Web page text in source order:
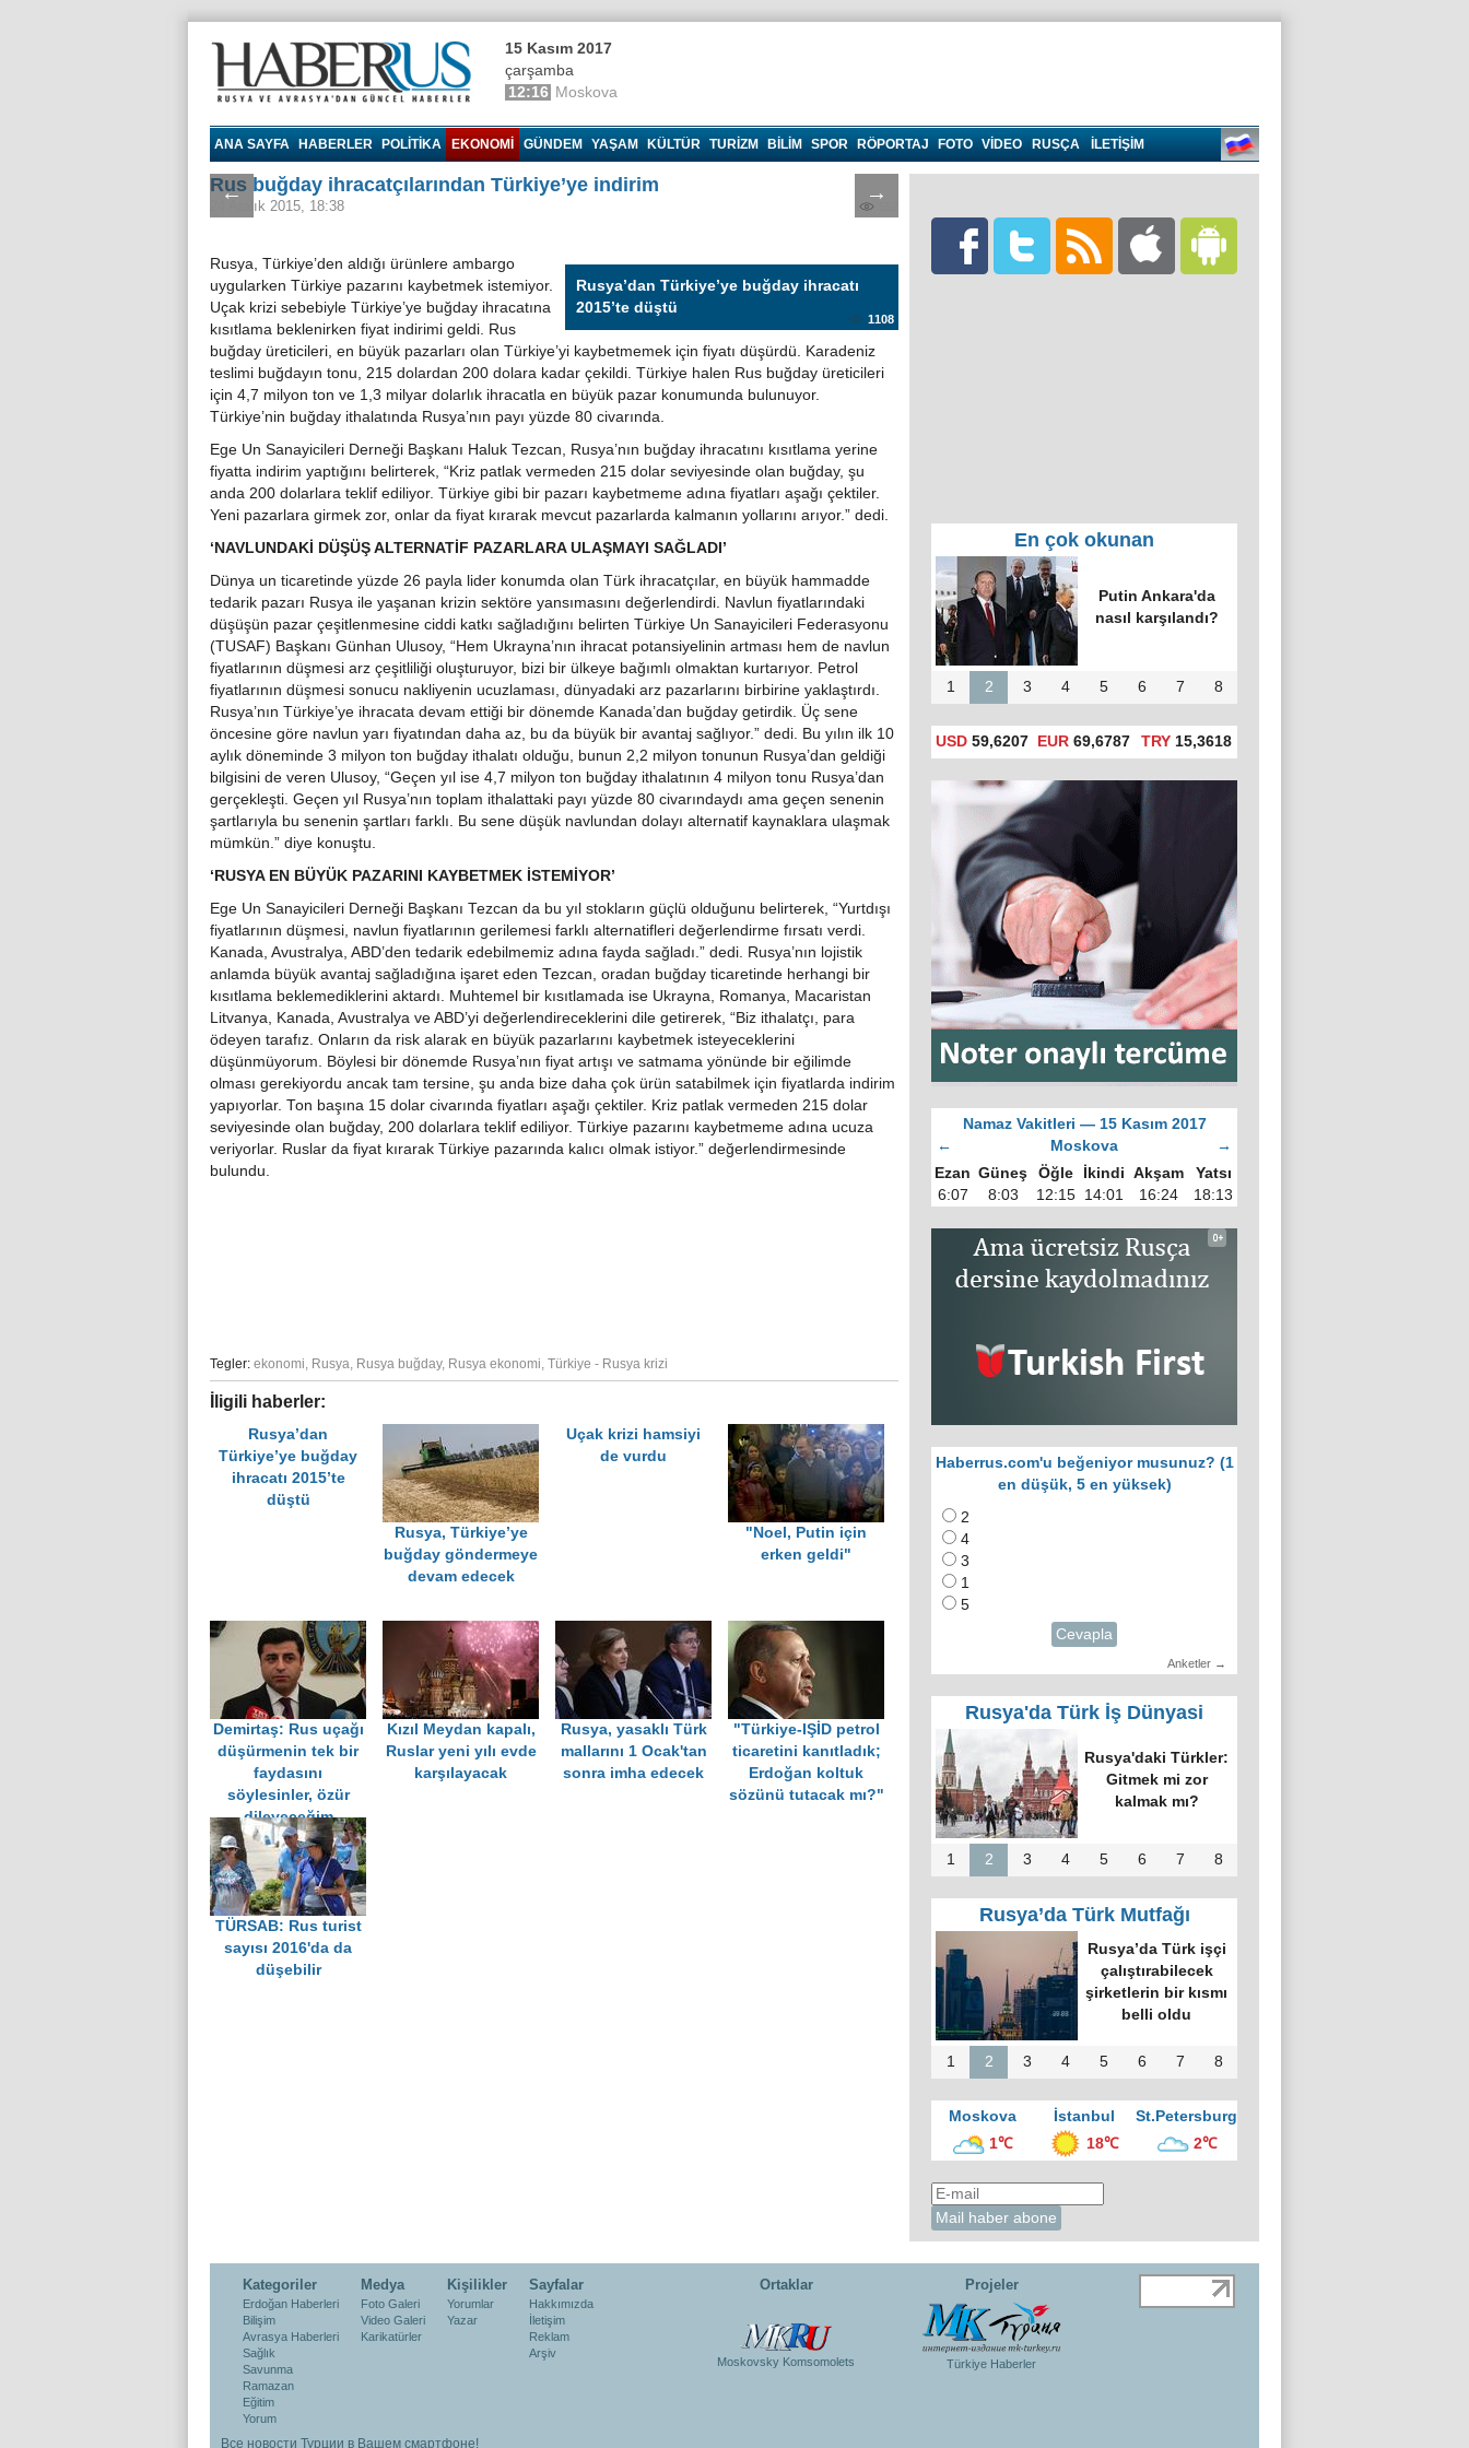
15 Kasım 2017
çarşamba
12:16 Moskova
ANA SAYFA HABERLER POLITIKA EKONOMI GÜNDEM YAŞAM KÜLTÜR TURIZM BILIM SPOR RÖPORTAJ FOTO VIDEO RUSÇA İLETİŞİM
← →
Rus buğday ihracatçılarından Türkiye’ye indirim
24 Aralık 2015, 18:38
Rusya’dan Türkiye’ye buğday ihracatı
2015’te düştü
1108
Rusya, Türkiye’den aldığı ürünlere ambargo
uygularken Türkiye pazarını kaybetmek istemiyor.
Uçak krizi sebebiyle Türkiye’ye buğday ihracatına
kısıtlama beklenirken fiyat indirimi geldi. Rus
buğday üreticileri, en büyük pazarları olan Türkiye’yi kaybetmemek için fiyatı düşürdü. Karadeniz
teslimi buğdayın tonu, 215 dolardan 200 dolara kadar çekildi. Türkiye halen Rus buğday üreticileri
için 4,7 milyon ton ve 1,3 milyar dolarlık ihracatla en büyük pazar konumunda bulunuyor.
Türkiye’nin buğday ithalatında Rusya’nın payı yüzde 80 civarında.
Ege Un Sanayicileri Derneği Başkanı Haluk Tezcan, Rusya’nın buğday ihracatını kısıtlama yerine
fiyatta indirim yaptığını belirterek, “Kriz patlak vermeden 215 dolar seviyesinde olan buğday, şu
anda 200 dolarlara teklif ediliyor. Türkiye gibi bir pazarı kaybetmeme adına fiyatları aşağı çektiler.
Yeni pazarlara girmek zor, onlar da fiyat kırarak mevcut pazarlarda kalmanın yollarını arıyor.” dedi.
‘NAVLUNDAKİ DÜŞÜŞ ALTERNATİF PAZARLARA ULAŞMAYI SAĞLADI’
Dünya un ticaretinde yüzde 26 payla lider konumda olan Türk ihracatçılar, en büyük hammadde
tedarik pazarı Rusya ile yaşanan krizin sektöre yansımasını değerlendirdi. Navlun fiyatlarındaki
düşüşün pazar çeşitlenmesine ciddi katkı sağladığını belirten Türkiye Un Sanayicileri Federasyonu
(TUSAF) Başkanı Günhan Ulusoy, “Hem Ukrayna’nın ihracat potansiyelinin artması hem de navlun
fiyatlarının düşmesi arz çeşitliliği oluşturuyor, bizi bir ülkeye bağımlı olmaktan kurtarıyor. Petrol
fiyatlarının düşmesi sonucu nakliyenin ucuzlaması, dünyadaki arz pazarlarını birbirine yaklaştırdı.
Rusya’nın Türkiye’ye ihracata devam ettiği bir dönemde Kanada’dan buğday getirdik. Üç sene
öncesine göre navlun yarı fiyatından daha az, bu da büyük bir avantaj sağlıyor.” dedi. Bu yılın ilk 10
aylık döneminde 3 milyon ton buğday ithalatı olduğu, bunun 2,2 milyon tonunun Rusya’dan geldiği
bilgisini de veren Ulusoy, “Geçen yıl ise 4,7 milyon ton buğday ithalatının 4 milyon tonu Rusya’dan
gerçekleşti. Geçen yıl Rusya’nın toplam ithalattaki payı yüzde 80 civarındaydı ama geçen senenin
şartlarıyla bu senenin şartları farklı. Bu sene düşük navlundan dolayı alternatif kaynaklara ulaşmak
mümkün.” diye konuştu.
‘RUSYA EN BÜYÜK PAZARINI KAYBETMEK İSTEMİYOR’
Ege Un Sanayicileri Derneği Başkanı Tezcan da bu yıl stokların güçlü olduğunu belirterek, “Yurtdışı
fiyatlarının düşmesi, navlun fiyatlarının gerilemesi farklı alternatifleri değerlendirme fırsatı verdi.
Kanada, Avustralya, ABD’den tedarik edebilmemiz adına fayda sağladı.” dedi. Rusya’nın lojistik
anlamda büyük avantaj sağladığına işaret eden Tezcan, oradan buğday ticaretinde herhangi bir
kısıtlama beklemediklerini aktardı. Muhtemel bir kısıtlamada ise Ukrayna, Romanya, Macaristan
Litvanya, Kanada, Avustralya ve ABD’yi değerlendireceklerini dile getirerek, “Biz ithalatçı, para
ödeyen tarafız. Onların da risk alarak en büyük pazarlarını kaybetmek isteyeceklerini
düşünmüyorum. Böylesi bir dönemde Rusya’nın fiyat artışı ve satmama yönünde bir eğilimde
olması gerekiyordu ancak tam tersine, şu anda bize daha çok ürün satabilmek için fiyatlarda indirim
yapıyorlar. Ton başına 15 dolar civarında fiyatları aşağı çektiler. Kriz patlak vermeden 215 dolar
seviyesinde olan buğday, 200 dolarlara teklif ediliyor. Türkiye pazarını kaybetmeme adına ucuza
veriyorlar. Ruslar da fiyat kırarak Türkiye pazarında kalıcı olmak istiyor.” değerlendirmesinde
bulundu.
Tegler: ekonomi, Rusya, Rusya buğday, Rusya ekonomi, Türkiye - Rusya krizi
İligili haberler:
Rusya’dan
Türkiye’ye buğday
ihracatı 2015’te
düştü
Rusya, Türkiye’ye
buğday göndermeye
devam edecek
Uçak krizi hamsiyi
de vurdu
"Noel, Putin için
erken geldi"
Demirtaş: Rus uçağı
düşürmenin tek bir
faydasını
söylesinler, özür
dileyeceğim
Kızıl Meydan kapalı,
Ruslar yeni yılı evde
karşılayacak
Rusya, yasaklı Türk
mallarını 1 Ocak'tan
sonra imha edecek
"Türkiye-IŞİD petrol
ticaretini kanıtladık;
Erdoğan koltuk
sözünü tutacak mı?"
TÜRSAB: Rus turist
sayısı 2016'da da
düşebilir
En çok okunan
Putin Ankara'da
nasıl karşılandı?
1 2 3 4 5 6 7 8
USD 59,6207 EUR 69,6787 TRY15,3618
Namaz Vakitleri — 15 Kasım 2017
←
Moskova
→
Ezan Güneş Öğle İkindi Akşam
Yatsı
6:07
8:03 12:15 14:01 16:24 18:13
Haberrus.com'u beğeniyor musunuz? (1
en düşük, 5 en yüksek)
2
4
3
1
5
Cevapla
Anketler →
Rusya'da Türk İş Dünyasi
Rusya'daki Türkler:
Gitmek mi zor
kalmak mı?
1 2 3 4 5 6 7 8
Rusya’da Türk Mutfağı
Rusya’da Türk işçi
çalıştırabilecek
şirketlerin bir kısmı
belli oldu
1 2 3 4 5 6 7 8
Moskova İstanbul
St.Petersburg
1℃
18℃ 2℃
Kategoriler
Erdoğan Haberleri
Bilişim
Avrasya Haberleri
Sağlık
Savunma
Ramazan
Eğitim
Yorum
Medya
Foto Galeri
Video Galeri
Karikatürler
Kişilikler
Yorumlar
Yazar
Sayfalar
Hakkımızda
İletişim
Reklam
Arşiv
Ortaklar
Moskovsky Komsomolets
Projeler
Türkiye Haberler
Все новости Турции в Вашем смартфоне!